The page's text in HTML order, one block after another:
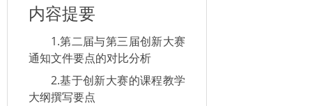
内容提要
1.第二届与第三届创新大赛
通知文件要点的对比分析
2.基于创新大赛的课程教学
大纲撰写要点